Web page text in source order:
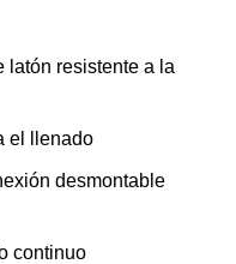
latón resistente a la
el llenado
desmontable
continuo